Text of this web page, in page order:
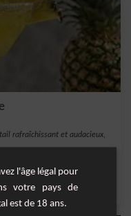
rafraîchissant et audacieux,
l'âge légal pour
votre pays de
est de 18 ans.